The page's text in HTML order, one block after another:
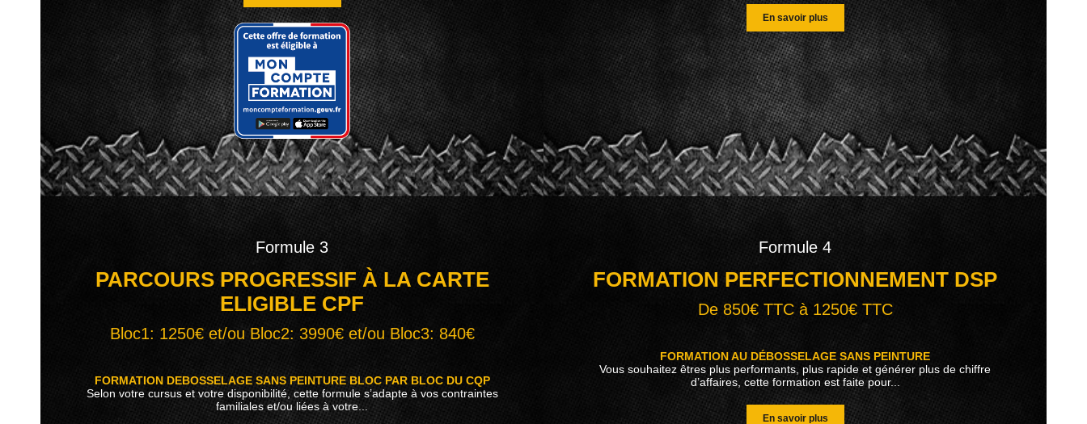
En savoir plus
Formule 3
PARCOURS PROGRESSIF À LA CARTE
ELIGIBLE CPF
Bloc1: 1250€ et/ou Bloc2: 3990€ et/ou Bloc3: 840€
FORMATION DEBOSSELAGE SANS PEINTURE BLOC PAR BLOC DU CQP
Selon votre cursus et votre disponibilité, cette formule s’adapte à vos contraintes
familiales et/ou liées à votre...
Formule 4
FORMATION PERFECTIONNEMENT DSP
De 850€ TTC à 1250€ TTC
FORMATION AU DÉBOSSELAGE SANS PEINTURE
Vous souhaitez êtres plus performants, plus rapide et générer plus de chiffre
d’affaires, cette formation est faite pour...
En savoir plus